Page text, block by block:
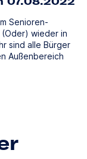
Senioren-
(Oder) wieder in
sind alle Bürger
Außenbereich